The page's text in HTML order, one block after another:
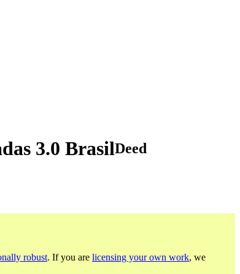
3.0 BrasilDeed
robust. If you are licensing your own work, we